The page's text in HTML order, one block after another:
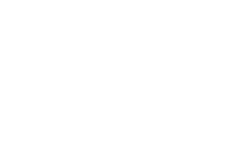
je in contact met de